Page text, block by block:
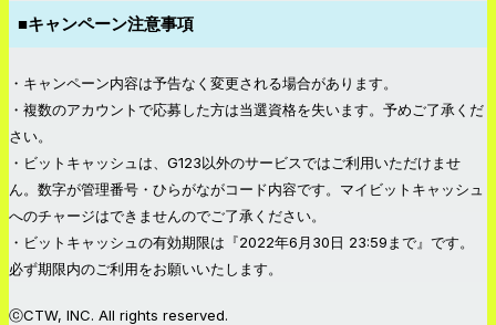
■キャンペーン注意事項
・キャンペーン内容は予告なく変更される場合があります。
・複数のアカウントで応募した方は当選資格を失います。予めご了承くだ
さい。
・ビットキャッシュは、G123以外のサービスではご利用いただけませ
ん。数字が管理番号・ひらがながコード内容です。マイビットキャッシュ
へのチャージはできませんのでご了承ください。
・ビットキャッシュの有効期限は『2022年6月30日 23:59まで』です。
必ず期限内のご利用をお願いいたします。
ⓒCTW, INC. All rights reserved.